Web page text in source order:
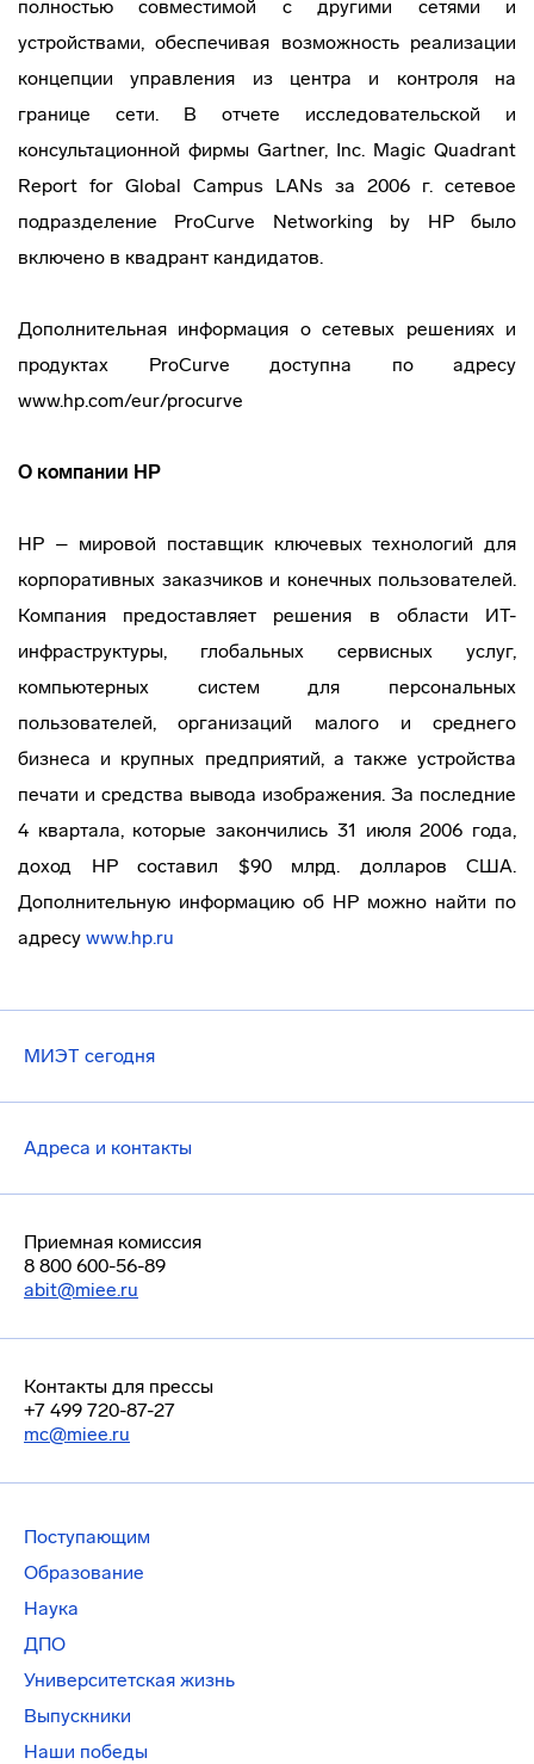
полностью совместимой с другими сетями и
устройствами, обеспечивая возможность реализации
концепции управления из центра и контроля на
границе сети. В отчете исследовательской и
консультационной фирмы Gartner, Inc. Magic Quadrant
Report for Global Campus LANs за 2006 г. сетевое
подразделение ProCurve Networking by HP было
включено в квадрант кандидатов.
Дополнительная информация о сетевых решениях и
продуктах ProCurve доступна по адресу
www.hp.com/eur/procurve
О компании НР
HP – мировой поставщик ключевых технологий для
корпоративных заказчиков и конечных пользователей.
Компания предоставляет решения в области ИТ-
инфраструктуры, глобальных сервисных услуг,
компьютерных систем для персональных
пользователей, организаций малого и среднего
бизнеса и крупных предприятий, а также устройства
печати и средства вывода изображения. За последние
4 квартала, которые закончились 31 июля 2006 года,
доход HP составил $90 млрд. долларов США.
Дополнительную информацию об HP можно найти по
адресу www.hp.ru
МИЭТ сегодня
Адреса и контакты
Приемная комиссия
8 800 600-56-89
abit@miee.ru
Контакты для прессы
+7 499 720-87-27
mc@miee.ru
Поступающим
Образование
Наука
ДПО
Университетская жизнь
Выпускники
Наши победы